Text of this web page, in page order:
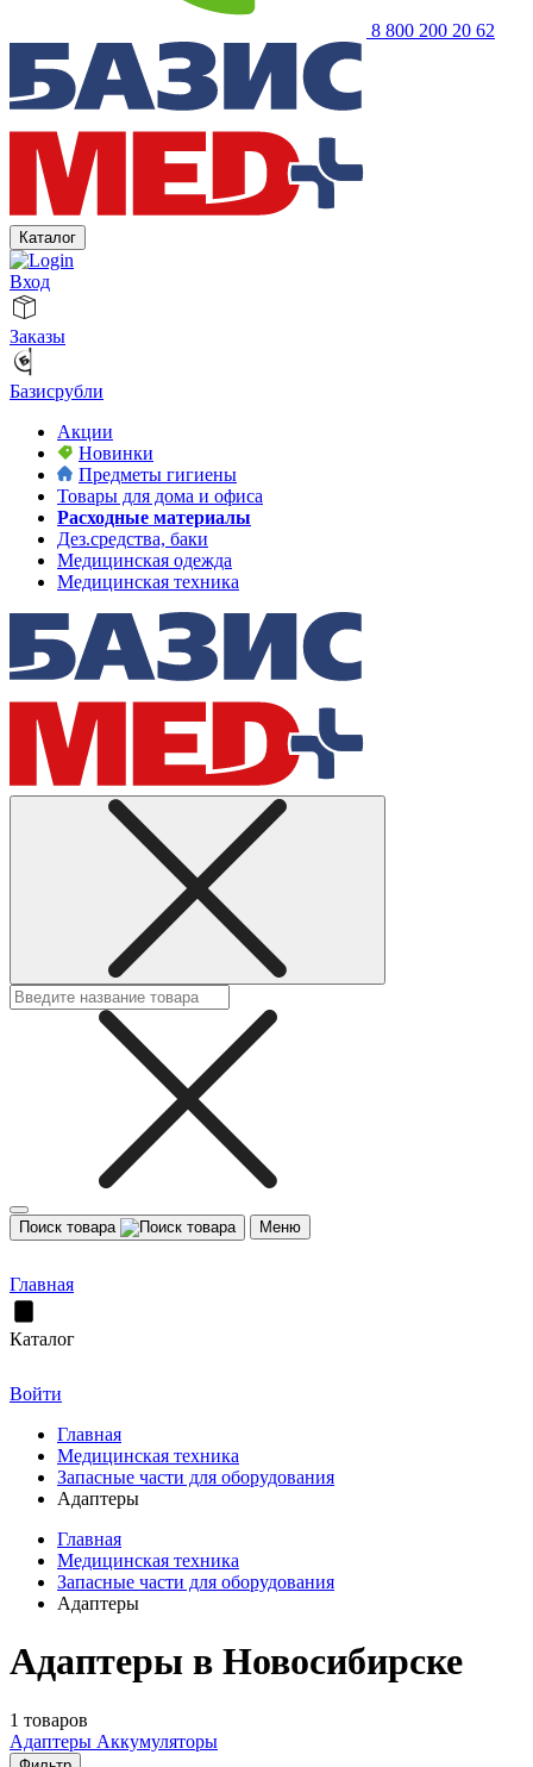
8 800 200 20 62
Каталог
Вход
Заказы
Базисрубли
Акции
Новинки
Предметы гигиены
Товары для дома и офиса
Расходные материалы
Дез.средства, баки
Медицинская одежда
Медицинская техника
Поиск товара Меню
Главная
Каталог
Войти
Главная
Медицинская техника
Запасные части для оборудования
Адаптеры
Главная
Медицинская техника
Запасные части для оборудования
Адаптеры
Адаптеры в Новосибирске
1 товаров
Адаптеры Аккумуляторы